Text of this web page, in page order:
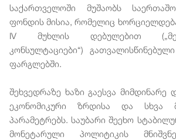
საქართველოში მუშაობს
ფონდის მისია, რომელიც
IV მუხლის დებულებით
კონსულტაციები“)
ფარგლებში.
შეხვედრაზე ხაზი გაესვა მიმდინარე
ეკონომიკური ზრდისა და სხვა
პარამეტრებს. საუბარი შეეხო
მონეტარული პოლიტიკის